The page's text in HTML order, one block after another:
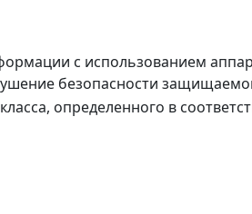
с использованием
безопасности
определенного в